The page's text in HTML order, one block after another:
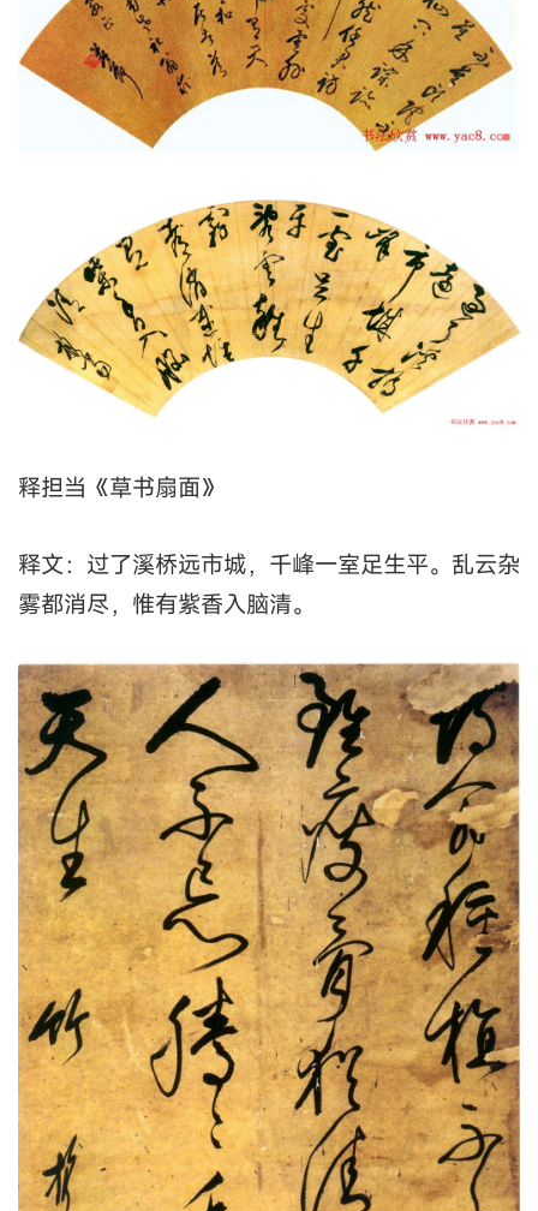
释担当《草书扇面》
释文：过了溪桥远市城，千峰一室足生平。乱云杂
雾都消尽，惟有紫香入脑清。